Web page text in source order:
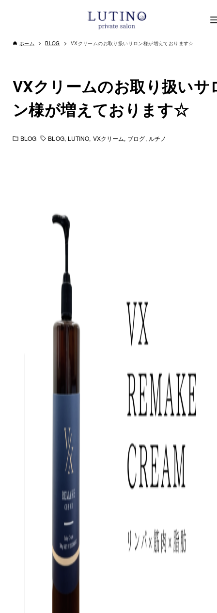
ホーム BLOG VXクリームのお取り扱いサロン様が増えております☆
VXクリームのお取り扱いサ
ン様が増えております☆
BLOG BLOG LUTINO VXクリーム ブログ ルチノ